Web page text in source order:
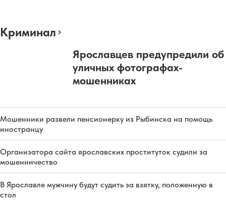
Криминал
Ярославцев предупредили об
уличных фотографах-
мошенниках
Мошенники развели пенсионерку из Рыбинска на помощь
иностранцу
Организатора сайта ярославских проституток судили за
мошенничество
В Ярославле мужчину будут судить за взятку, положенную в
стол